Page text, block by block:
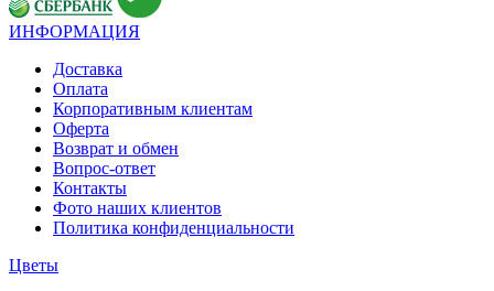
ИНФОРМАЦИЯ
Доставка
Оплата
Корпоративным клиентам
Оферта
Возврат и обмен
Вопрос-ответ
Контакты
Фото наших клиентов
Политика конфиденциальности
Цветы